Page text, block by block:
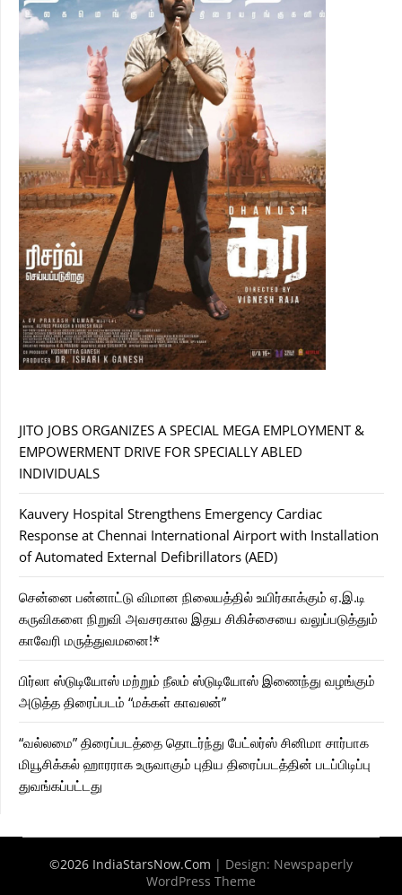
JITO JOBS ORGANIZES A SPECIAL MEGA EMPLOYMENT &
EMPOWERMENT DRIVE FOR SPECIALLY ABLED
INDIVIDUALS
Kauvery Hospital Strengthens Emergency Cardiac
Response at Chennai International Airport with Installation
of Automated External Defibrillators (AED)
சென்னை பன்னாட்டு விமான நிலையத்தில் உயிர்காக்கும் ஏ.இ.டி
கருவிகளை நிறுவி அவசரகால இதய சிகிச்சையை வலுப்படுத்தும்
காவேரி மருத்துவமனை!*
பிர்லா ஸ்டுடியோஸ் மற்றும் நீலம் ஸ்டுடியோஸ் இணைந்து வழங்கும்
அடுத்த திரைப்படம் “மக்கள் காவலன்”
“வல்லமை” திரைப்படத்தை தொடர்ந்து பேட்லர்ஸ் சினிமா சார்பாக
மியூசிக்கல் ஹாரராக உருவாகும் புதிய திரைப்படத்தின் படப்பிடிப்பு
துவங்கப்பட்டது
©2026 IndiaStarsNow.Com | Design: Newspaperly
WordPress Theme